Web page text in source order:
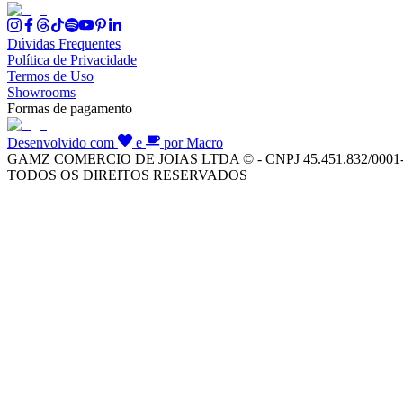
Dúvidas Frequentes
Política de Privacidade
Termos de Uso
Showrooms
Formas de pagamento
Desenvolvido com e
por Macro
GAMZ COMERCIO DE JOIAS LTDA © - CNPJ 45.451.832/
TODOS OS DIREITOS RESERVADOS